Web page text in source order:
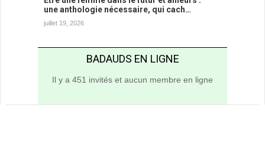
une anthologie nécessaire, qui cach…
juillet 19, 2026
BADAUDS EN LIGNE
Il y a 451 invités et aucun membre en ligne